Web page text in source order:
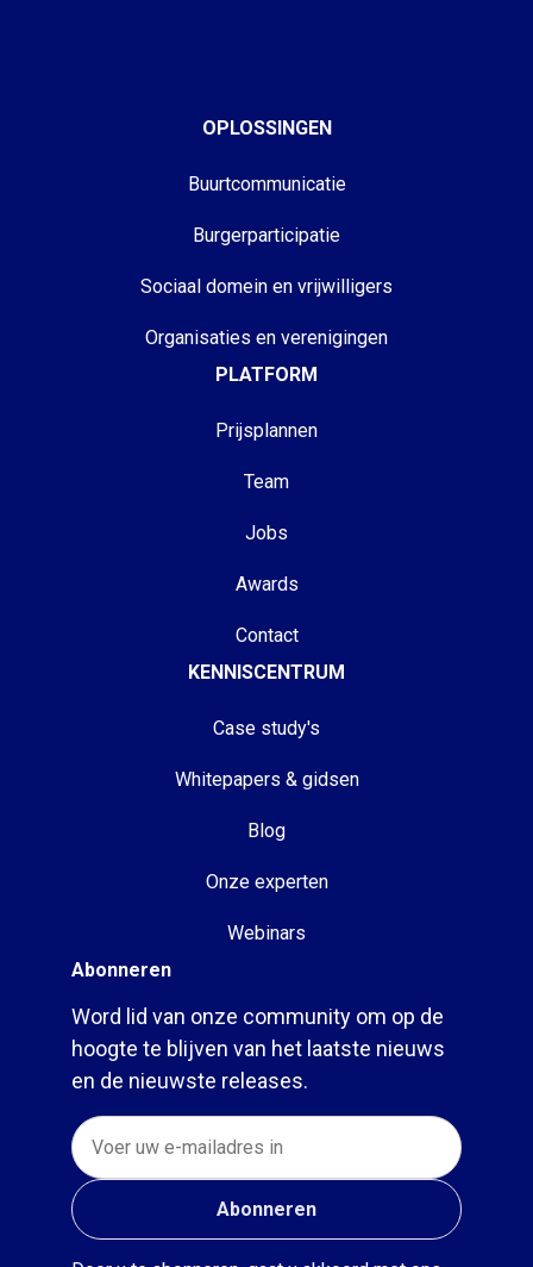
OPLOSSINGEN
Buurtcommunicatie
Burgerparticipatie
Sociaal domein en vrijwilligers
Organisaties en verenigingen
PLATFORM
Prijsplannen
Team
Jobs
Awards
Contact
KENNISCENTRUM
Case study's
Whitepapers & gidsen
Blog
Onze experten
Webinars
Abonneren
Word lid van onze community om op de
hoogte te blijven van het laatste nieuws
en de nieuwste releases.